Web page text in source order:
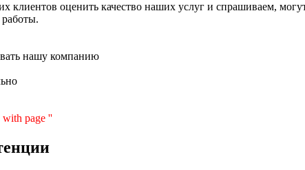
клиентов оценить качество наших услуг и спрашиваем,
нашу компанию
with page ''